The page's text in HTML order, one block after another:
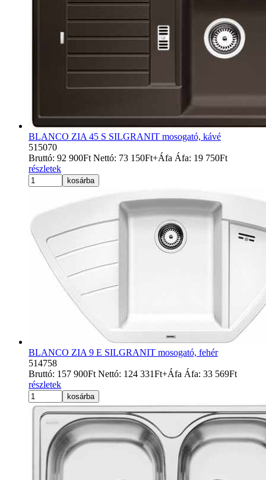
BLANCO ZIA 45 S SILGRANIT mosogató, kávé
515070
Bruttó: 92 900Ft Nettó: 73 150Ft+Áfa Áfa: 19 750Ft
részletek
kosárba
BLANCO ZIA 9 E SILGRANIT mosogató, fehér
514758
Bruttó: 157 900Ft Nettó: 124 331Ft+Áfa Áfa: 33 569Ft
részletek
kosárba